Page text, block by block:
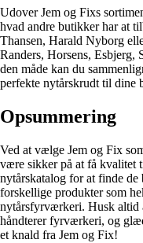
Udover Jem og Fixs
hvad andre butikker har at
Thansen, Harald Nyborg
Randers, Horsens, Esbjerg,
den måde kan du
perfekte nytårskrudt til dine
Opsummering
Ved at vælge Jem og Fix
være sikker på at få kvalitet
nytårskatalog for at finde de
forskellige produkter som
nytårsfyrværkeri. Husk altid
håndterer fyrværkeri, og
et knald fra Jem og Fix!